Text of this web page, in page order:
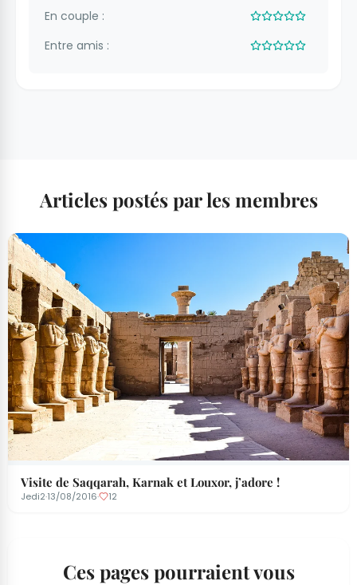
En couple :
Entre amis :
Articles postés par les membres
Visite de Saqqarah, Karnak et Louxor, j’adore !
Jedi2·13/08/2016· 12
Ces pages pourraient vous